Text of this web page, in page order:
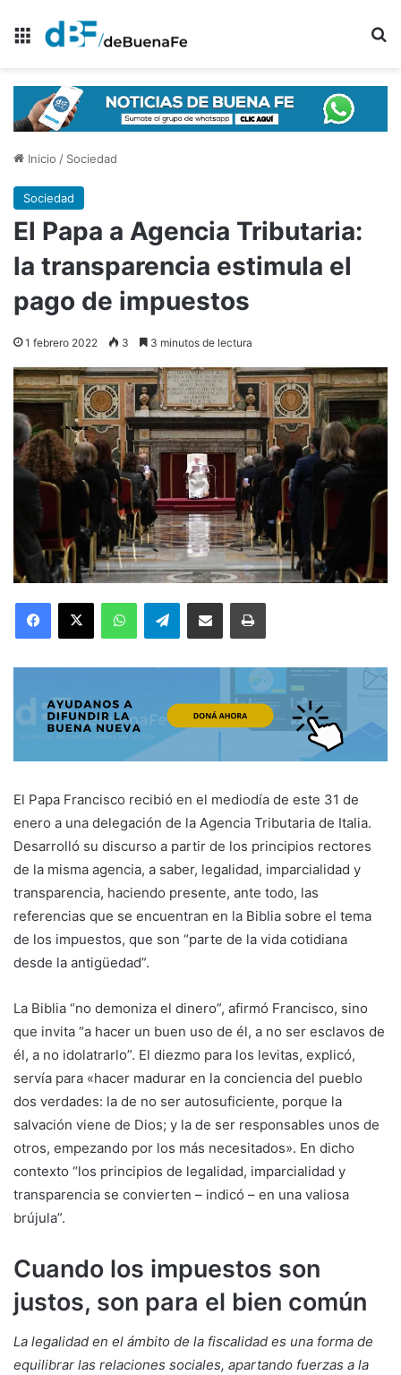
Menú
Inicio / Sociedad
Sociedad
El Papa a Agencia Tributaria:
la transparencia estimula el
pago de impuestos
1 febrero 2022 3 3 minutos de lectura
Telegram
El Papa Francisco recibió en el mediodía de este 31 de
enero a una delegación de la Agencia Tributaria de Italia.
Desarrolló su discurso a partir de los principios rectores
de la misma agencia, a saber, legalidad, imparcialidad y
transparencia, haciendo presente, ante todo, las
referencias que se encuentran en la Biblia sobre el tema
de los impuestos, que son “parte de la vida cotidiana
desde la antigüedad”.
La Biblia “no demoniza el dinero”, afirmó Francisco, sino
que invita “a hacer un buen uso de él, a no ser esclavos de
él, a no idolatrarlo”. El diezmo para los levitas, explicó,
servía para «hacer madurar en la conciencia del pueblo
dos verdades: la de no ser autosuficiente, porque la
salvación viene de Dios; y la de ser responsables unos de
otros, empezando por los más necesitados». En dicho
contexto “los principios de legalidad, imparcialidad y
transparencia se convierten – indicó – en una valiosa
brújula”.
Cuando los impuestos son
justos, son para el bien común
La legalidad en el ámbito de la fiscalidad es una forma de
equilibrar las relaciones sociales, apartando fuerzas a la